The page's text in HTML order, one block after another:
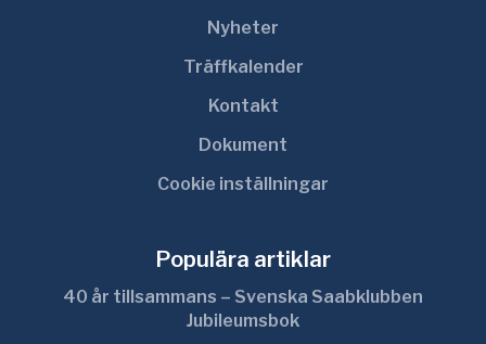
Nyheter
Träffkalender
Kontakt
Dokument
Cookie inställningar
Populära artiklar
40 år tillsammans – Svenska Saabklubben
Jubileumsbok